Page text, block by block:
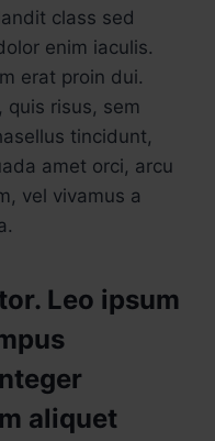
class sed
enim iaculis.
erat proin dui.
quis risus, sem
tincidunt,
amet orci, arcu
vel vivamus a
Leo ipsum
aliquet